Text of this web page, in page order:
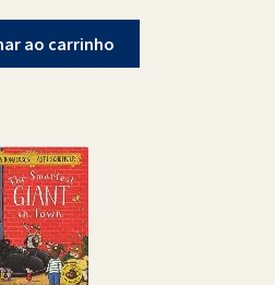
ao carrinho